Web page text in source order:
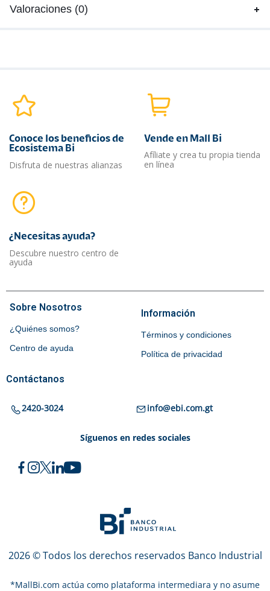
Valoraciones (0)
Conoce los beneficios de
Ecosistema Bi
Disfruta de nuestras alianzas
Vende en Mall Bi
Afíliate y crea tu propia tienda
en línea
¿Necesitas ayuda?​
Descubre nuestro centro de
ayuda
Sobre Nosotros
¿Quiénes somos?
Centro de ayuda
Información
Términos y condiciones
Política de privacidad
Contáctanos
2420-3024 info@ebi.com.gt
Síguenos en redes sociales
2026 © Todos los derechos reservados Banco Industrial
*MallBi.com actúa como plataforma intermediara y no asume